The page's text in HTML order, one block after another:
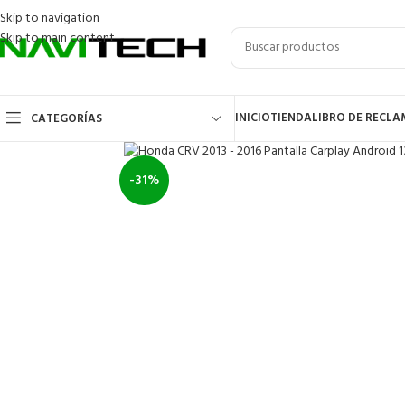
Skip to navigation
Skip to main content
CATEGORÍAS INICIOTIENDALIBRO DE
-31%